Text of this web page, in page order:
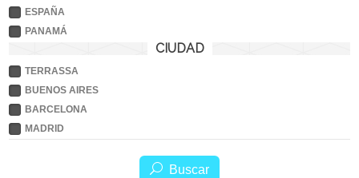
ESPAÑA
PANAMÁ
CIUDAD
TERRASSA
BUENOS AIRES
BARCELONA
MADRID
Buscar